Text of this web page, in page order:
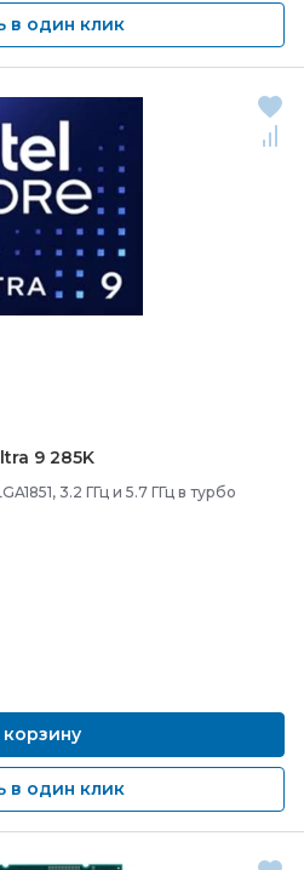
в один клик
9 285K
3.2 ГГц и 5.7 ГГц в турбо
корзину
в один клик